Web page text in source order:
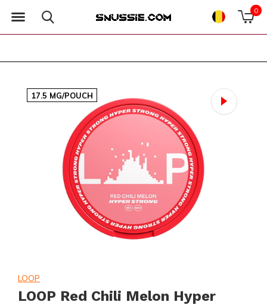
0
17.5 MG/POUCH
LOOP
LOOP Red Chili Melon Hyper